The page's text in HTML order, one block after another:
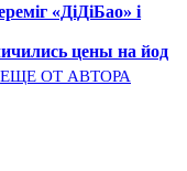
«ДіДіБао» і
цены на йод
ЕЩЕ ОТ АВТОРА